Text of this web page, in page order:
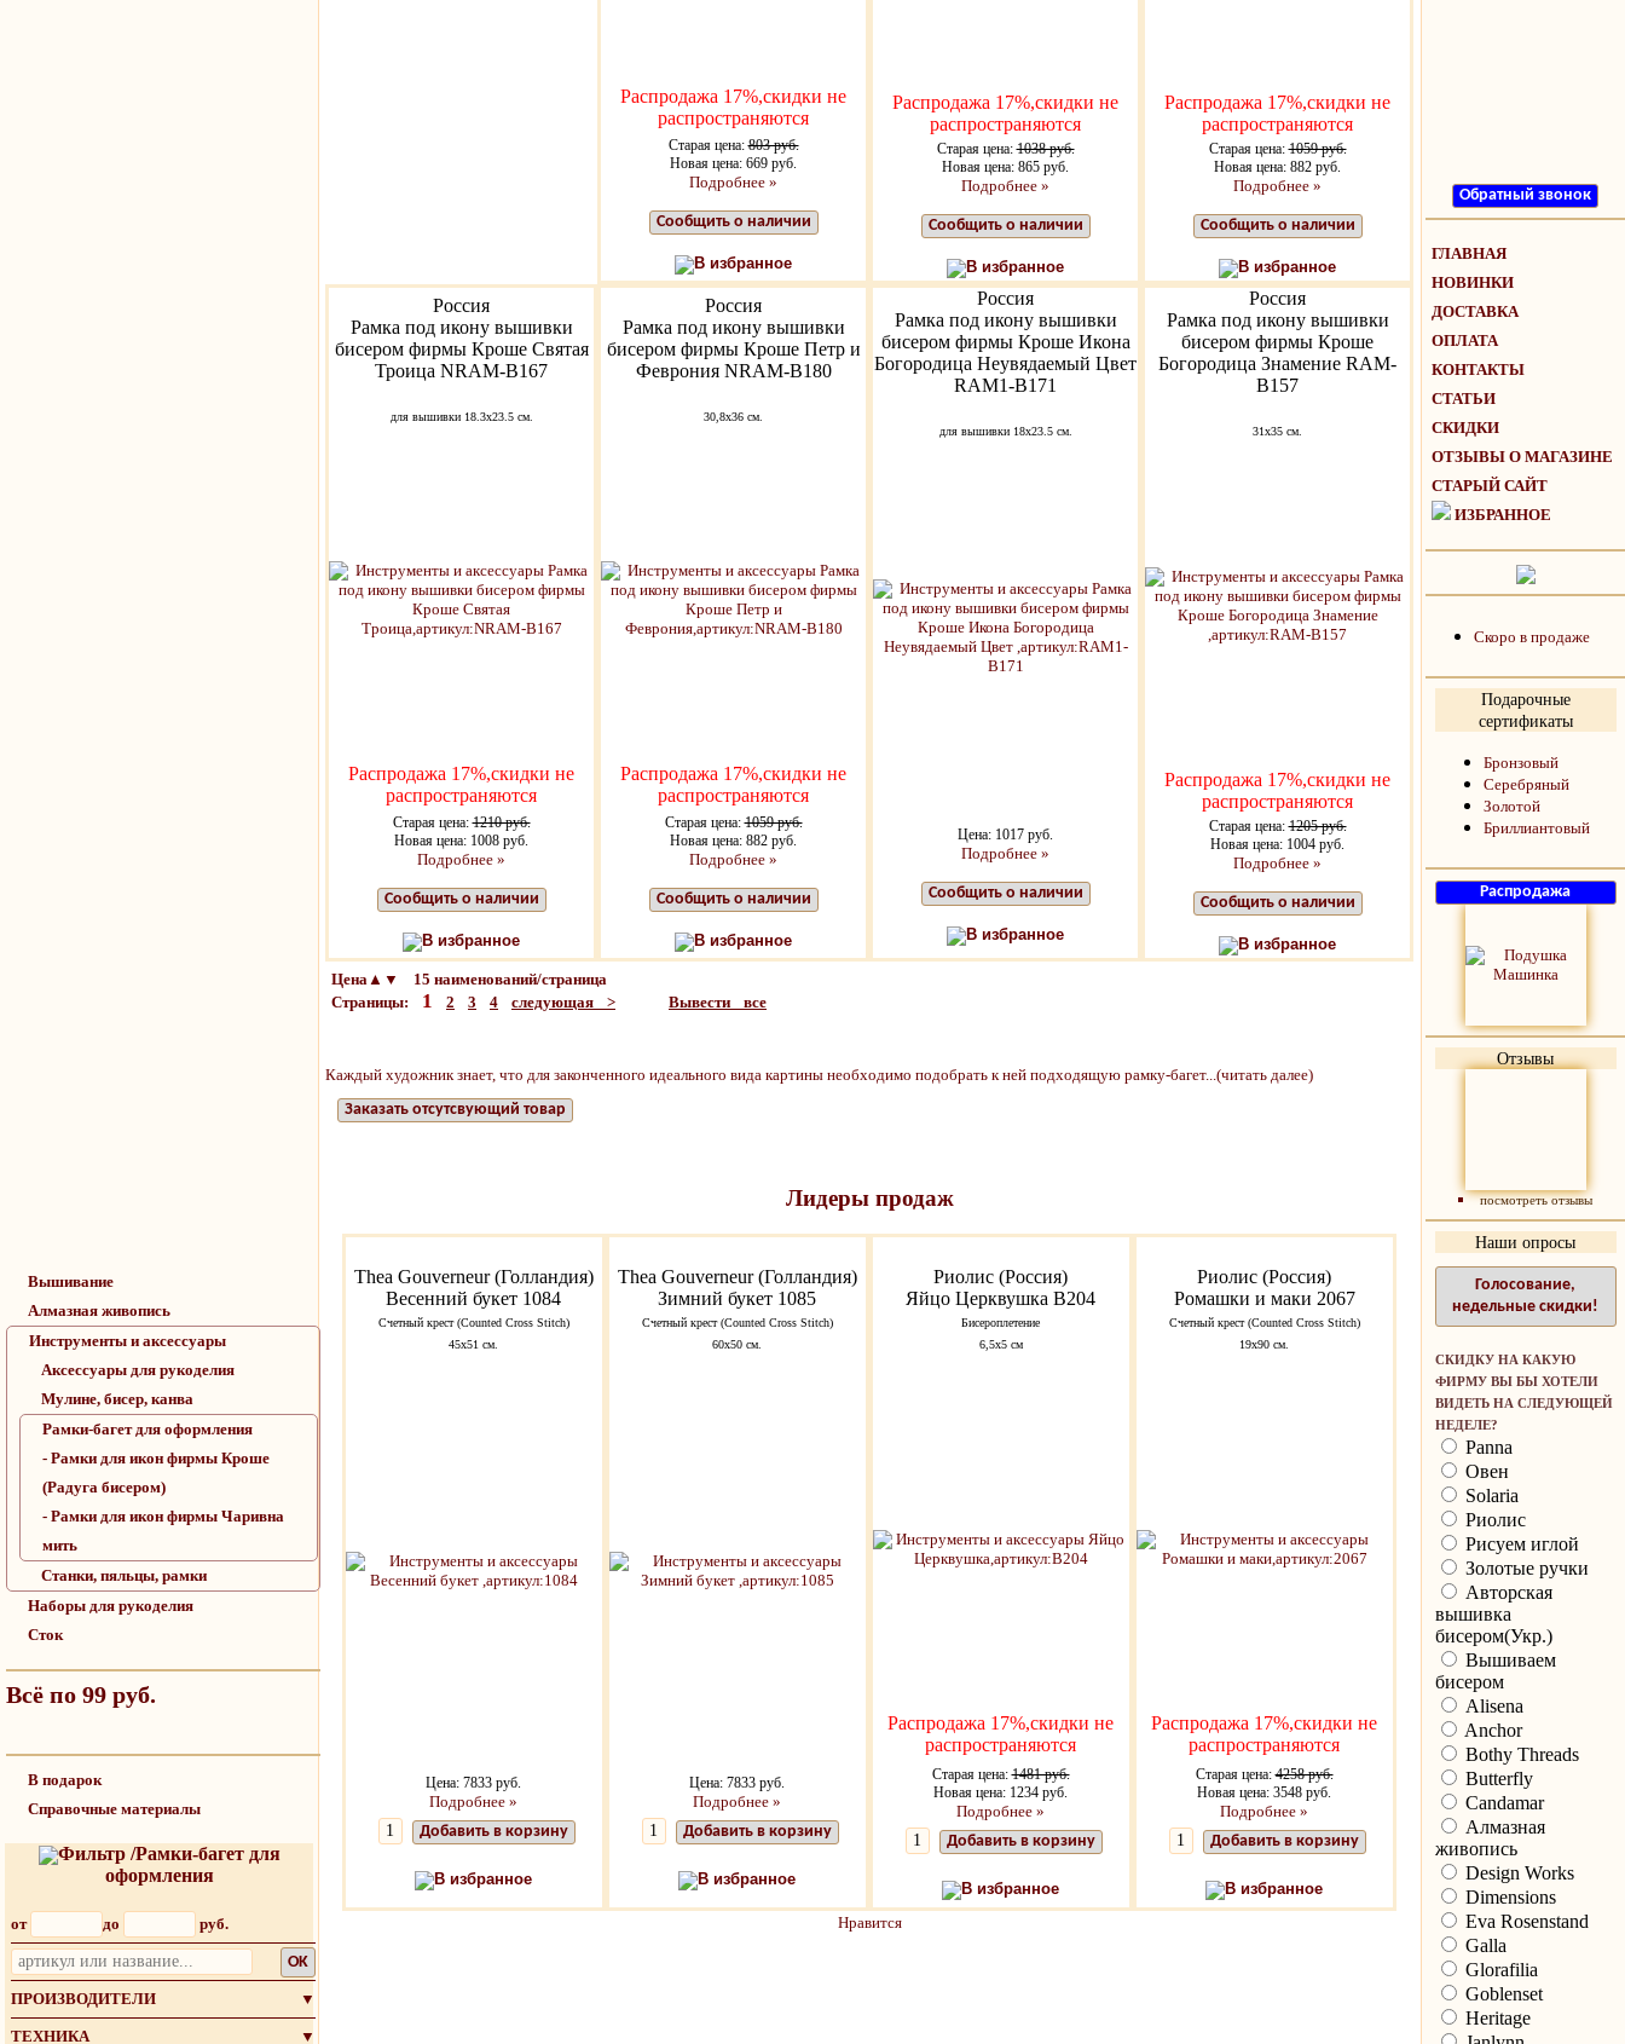
Вышивание
Алмазная живопись
Инструменты и аксессуары
Аксессуары для рукоделия
Мулине, бисер, канва
Рамки-багет для оформления
- Рамки для икон фирмы Кроше
(Радуга бисером)
- Рамки для икон фирмы Чаривна
мить
Станки, пяльцы, рамки
Наборы для рукоделия
Сток
Всё по 99 руб.
В подарок
Справочные материалы
Фильтр /Рамки-багет для
оформления
от до руб.
OK
ПРОИЗВОДИТЕЛИ
▼
ТЕХНИКА ▼
Распродажа 17%,скидки не
распространяются
Старая цена:803 руб.
Новая цена: 669 руб.
Подробнее »
Сообщить о наличии
В избранное
Распродажа 17%,скидки не
распространяются
Старая цена:1038 руб.
Новая цена: 865 руб.
Подробнее »
Сообщить о наличии
В избранное
Распродажа 17%,скидки не
распространяются
Старая цена:1059 руб.
Новая цена: 882 руб.
Подробнее »
Сообщить о наличии
В избранное
Россия
Рамка под икону вышивки
бисером фирмы Кроше Святая
Троица NRAM-B167
для вышивки 18.3х23.5 см.
Распродажа 17%,скидки не
распространяются
Старая цена:1210 руб.
Новая цена: 1008 руб.
Подробнее »
Сообщить о наличии
В избранное
Россия
Рамка под икону вышивки
бисером фирмы Кроше Петр и
Феврония NRAM-B180
30,8х36 см.
Распродажа 17%,скидки не
распространяются
Старая цена:1059 руб.
Новая цена: 882 руб.
Подробнее »
Сообщить о наличии
В избранное
Россия
Рамка под икону вышивки
бисером фирмы Кроше Икона
Богородица Неувядаемый Цвет
RAM1-B171
для вышивки 18х23.5 см.
Цена: 1017 руб.
Подробнее »
Сообщить о наличии
В избранное
Россия
Рамка под икону вышивки
бисером фирмы Кроше
Богородица Знамение RAM-
B157
31х35 см.
Распродажа 17%,скидки не
распространяются
Старая цена:1205 руб.
Новая цена: 1004 руб.
Подробнее »
Сообщить о наличии
В избранное
Цена▲▼ 15 наименований/страница
Страницы: 1 2 3 4 следующая > Вывести все
Каждый художник знает, что для законченного идеального вида картины необходимо подобрать к ней подходящую рамку-багет...(читать далее)
Заказать отсутсвующий товар
Лидеры продаж
Thea Gouverneur (Голландия)
Весенний букет 1084
Счетный крест (Counted Cross Stitch)
45х51 см.
Цена: 7833 руб.
Подробнее »
Добавить в корзину
В избранное
Thea Gouverneur (Голландия)
Зимний букет 1085
Счетный крест (Counted Cross Stitch)
60х50 см.
Цена: 7833 руб.
Подробнее »
Добавить в корзину
В избранное
Риолис (Россия)
Яйцо Церквушка В204
Бисероплетение
6,5х5 см
Распродажа 17%,скидки не
распространяются
Старая цена:1481 руб.
Новая цена: 1234 руб.
Подробнее »
Добавить в корзину
В избранное
Риолис (Россия)
Ромашки и маки 2067
Счетный крест (Counted Cross Stitch)
19х90 см.
Распродажа 17%,скидки не
распространяются
Старая цена:4258 руб.
Новая цена: 3548 руб.
Подробнее »
Добавить в корзину
В избранное
Нравится
ГЛАВНАЯ
НОВИНКИ
ДОСТАВКА
ОПЛАТА
КОНТАКТЫ
СТАТЬИ
СКИДКИ
ОТЗЫВЫ О МАГАЗИНЕ
СТАРЫЙ САЙТ
ИЗБРАННОЕ
Скоро в продаже
Подарочные
сертификаты
Бронзовый
Серебряный
Золотой
Бриллиантовый
Отзывы
посмотреть отзывы
Наши опросы
Голосование,
недельные скидки!
СКИДКУ НА КАКУЮ
ФИРМУ ВЫ БЫ ХОТЕЛИ
ВИДЕТЬ НА СЛЕДУЮЩЕЙ
НЕДЕЛЕ?
Panna
Овен
Solaria
Риолис
Рисуем иглой
Золотые ручки
Авторская
вышивка
бисером(Укр.)
Вышиваем
бисером
Alisena
Anchor
Bothy Threads
Butterfly
Candamar
Алмазная
живопись
Design Works
Dimensions
Eva Rosenstand
Galla
Glorafilia
Goblenset
Heritage